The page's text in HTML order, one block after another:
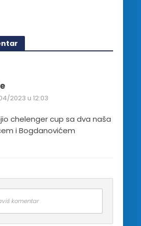
2023 u 12:03
chelenger cup sa dva naša
i Bogdanovićem
komentar